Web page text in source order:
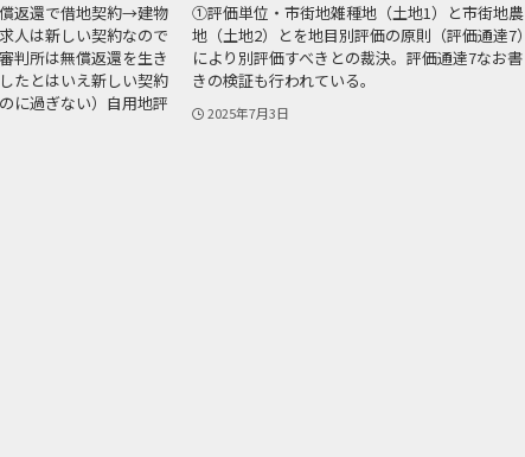
返還で借地契約→建物
人は新しい契約なので
判所は無償返還を生き
たとはいえ新しい契約
に過ぎない）自用地評
①評価単位・市街地雑種地（土地1）と市街地農
地（土地2）とを地目別評価の原則（評価通達7）
により別評価すべきとの裁決。評価通達7なお書
きの検証も行われている。
2025年7月3日